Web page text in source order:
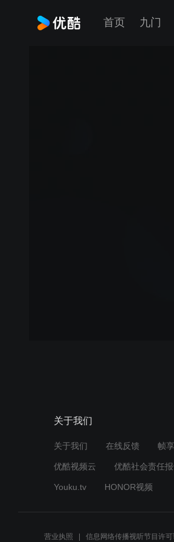
首页 九门
关于我们
关于我们 在线反馈 帧
优酷视频云 优酷社会责任
Youku.tv HONOR视频
营业执照 信息网络传播视听节目许